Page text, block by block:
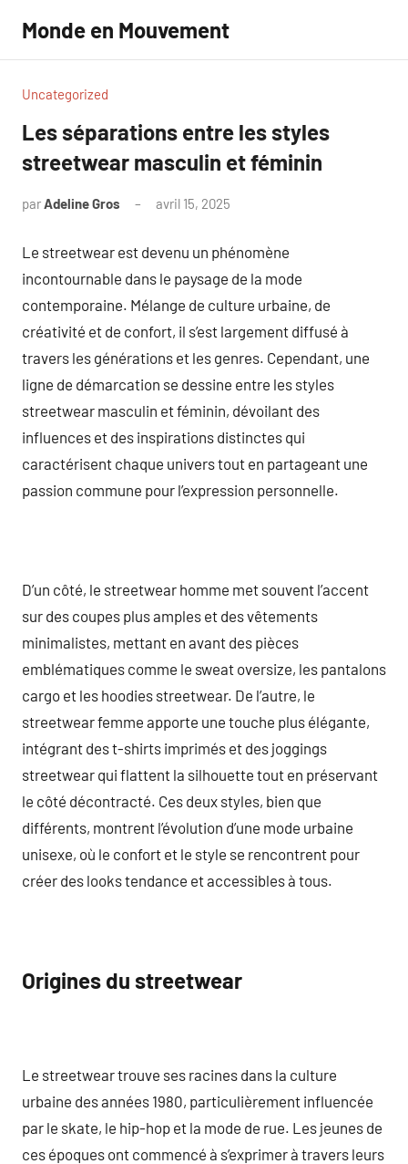
contenu
Monde en Mouvement
Uncategorized
Les séparations entre les styles
streetwear masculin et féminin
parAdeline Gros avril 15, 2025
Le streetwear est devenu un phénomène
incontournable dans le paysage de la mode
contemporaine. Mélange de culture urbaine, de
créativité et de confort, il s’est largement diffusé à
travers les générations et les genres. Cependant, une
ligne de démarcation se dessine entre les styles
streetwear masculin et féminin, dévoilant des
influences et des inspirations distinctes qui
caractérisent chaque univers tout en partageant une
passion commune pour l’expression personnelle.
D’un côté, le streetwear homme met souvent l’accent
sur des coupes plus amples et des vêtements
minimalistes, mettant en avant des pièces
emblématiques comme le sweat oversize, les pantalons
cargo et les hoodies streetwear. De l’autre, le
streetwear femme apporte une touche plus élégante,
intégrant des t-shirts imprimés et des joggings
streetwear qui flattent la silhouette tout en préservant
le côté décontracté. Ces deux styles, bien que
différents, montrent l’évolution d’une mode urbaine
unisexe, où le confort et le style se rencontrent pour
créer des looks tendance et accessibles à tous.
Origines du streetwear
Le streetwear trouve ses racines dans la culture
urbaine des années 1980, particulièrement influencée
par le skate, le hip-hop et la mode de rue. Les jeunes de
ces époques ont commencé à s’exprimer à travers leurs